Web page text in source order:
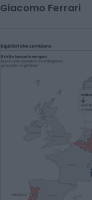
Giacomo Ferrari